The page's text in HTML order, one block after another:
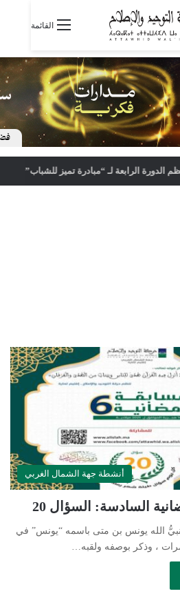
القائمة
الدورة الرابعة لـ “مبادرة تميز للشباب”
أنشطة جهة الشمال الغربي
السادسة: السؤال 20
20: ذكر نبيُّ الله يونس بن متى باسمه “يونس” في
مرات ، وذكر بوصفه ولقبه…